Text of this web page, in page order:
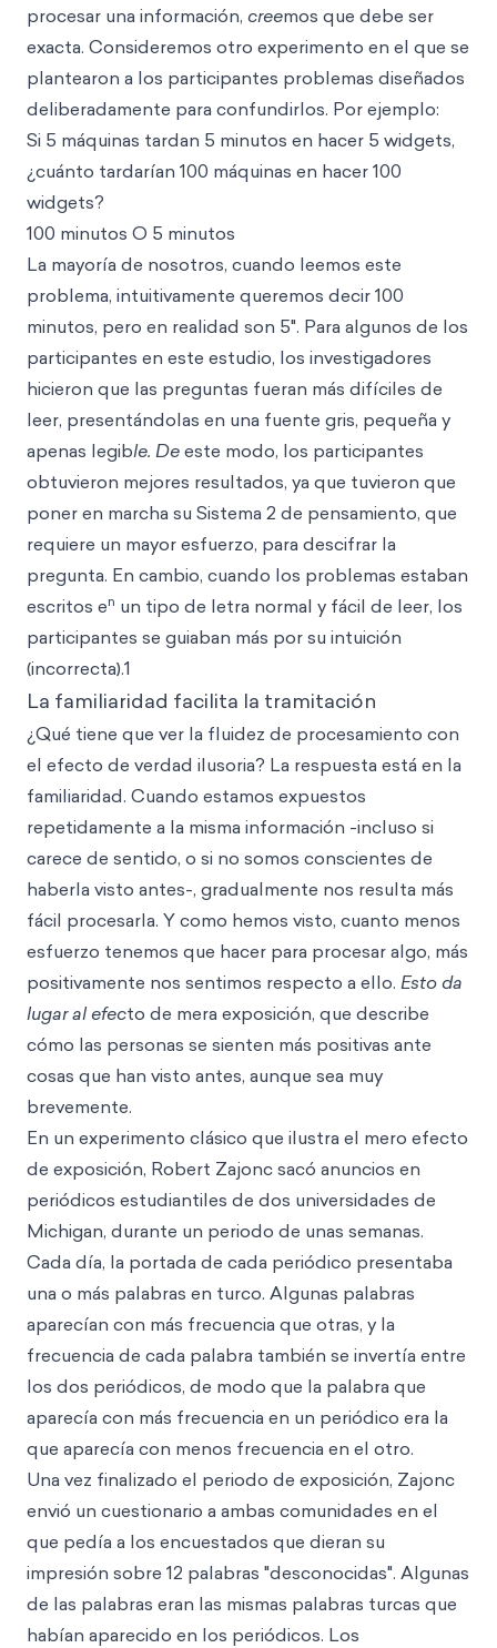
procesar una información, creemos que debe ser
exacta. Consideremos otro experimento en el que se
plantearon a los participantes problemas diseñados
deliberadamente para confundirlos. Por ejemplo:
Si 5 máquinas tardan 5 minutos en hacer 5 widgets,
¿cuánto tardarían 100 máquinas en hacer 100
widgets?
100 minutos O 5 minutos
La mayoría de nosotros, cuando leemos este
problema, intuitivamente queremos decir 100
minutos, pero en realidad son 5". Para algunos de los
participantes en este estudio, los investigadores
hicieron que las preguntas fueran más difíciles de
leer, presentándolas en una fuente gris, pequeña y
apenas legible. Deeste modo, los participantes
obtuvieron mejores resultados, ya que tuvieron que
poner en marcha su Sistema 2 de pensamiento, que
requiere un mayor esfuerzo, para descifrar la
pregunta. En cambio, cuando los problemas estaban
escritos en un tipo de letra normal y fácil de leer, los
participantes se guiaban más por su intuición
(incorrecta).1
La familiaridad facilita la tramitación
¿Qué tiene que ver la fluidez de procesamiento con
el efecto de verdad ilusoria? La respuesta está en la
familiaridad. Cuando estamos expuestos
repetidamente a la misma información -incluso si
carece de sentido, o si no somos conscientes de
haberla visto antes-, gradualmente nos resulta más
fácil procesarla. Y como hemos visto, cuanto menos
esfuerzo tenemos que hacer para procesar algo, más
positivamente nos sentimos respecto a ello. Esto da
lugar al efecto de mera exposición, que describe
cómo las personas se sienten más positivas ante
cosas que han visto antes, aunque sea muy
brevemente.
En un experimento clásico que ilustra el mero efecto
de exposición, Robert Zajonc sacó anuncios en
periódicos estudiantiles de dos universidades de
Michigan, durante un periodo de unas semanas.
Cada día, la portada de cada periódico presentaba
una o más palabras en turco. Algunas palabras
aparecían con más frecuencia que otras, y la
frecuencia de cada palabra también se invertía entre
los dos periódicos, de modo que la palabra que
aparecía con más frecuencia en un periódico era la
que aparecía con menos frecuencia en el otro.
Una vez finalizado el periodo de exposición, Zajonc
envió un cuestionario a ambas comunidades en el
que pedía a los encuestados que dieran su
impresión sobre 12 palabras "desconocidas". Algunas
de las palabras eran las mismas palabras turcas que
habían aparecido en los periódicos. Los